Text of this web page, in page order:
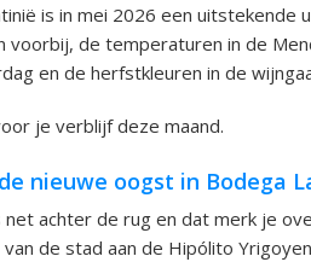
is in mei 2026 een uitstekende
voorbij, de temperaturen in de
en de herfstkleuren in de
je verblijf deze maand.
nieuwe oogst in Bodega
achter de rug en dat merk je
de stad aan de Hipólito